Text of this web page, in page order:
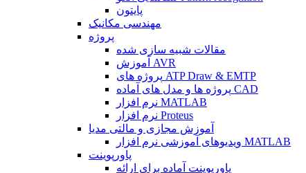
پایتون
مهندسی مکانیک
پروژه
مقالات شبیه سازی شده
آموزش AVR
پروژه های ATP Draw & EMTP
پروژه ها و مدل های آماده CAD
نرم افزار MATLAB
نرم افزار Proteus
آموزش مجازی و مالتی مدیا
ویدیوهای آموزشی نرم افزار MATLAB
پاورپوینت
پاورپوینت آماده برای ارائه